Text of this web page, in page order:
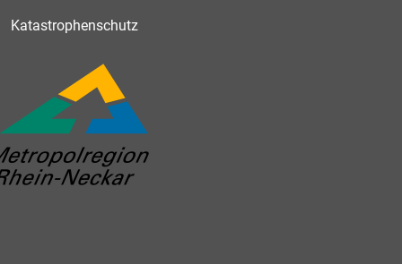
Katastrophenschutz